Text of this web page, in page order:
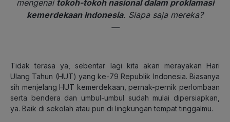
mengenai tokoh-tokoh nasional dalam proklamasi
kemerdekaan Indonesia. Siapa saja mereka?
—
Tidak terasa ya, sebentar lagi kita akan merayakan Hari
Ulang Tahun (HUT) yang ke-79 Republik Indonesia. Biasanya
sih menjelang HUT kemerdekaan, pernak-pernik perlombaan
serta bendera dan umbul-umbul sudah mulai dipersiapkan,
ya. Baik di sekolah atau pun di lingkungan tempat tinggalmu.